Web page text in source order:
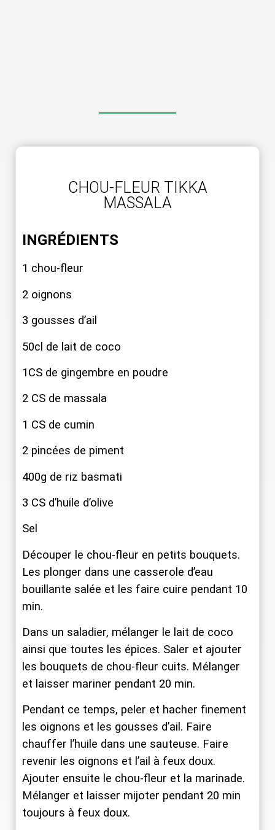
CHOU-FLEUR TIKKA
MASSALA
INGRÉDIENTS
1 chou-fleur
2 oignons
3 gousses d’ail
50cl de lait de coco
1CS de gingembre en poudre
2 CS de massala
1 CS de cumin
2 pincées de piment
400g de riz basmati
3 CS d’huile d’olive
Sel
Découper le chou-fleur en petits bouquets.
Les plonger dans une casserole d’eau
bouillante salée et les faire cuire pendant 10
min.
Dans un saladier, mélanger le lait de coco
ainsi que toutes les épices. Saler et ajouter
les bouquets de chou-fleur cuits. Mélanger
et laisser mariner pendant 20 min.
Pendant ce temps, peler et hacher finement
les oignons et les gousses d’ail. Faire
chauffer l’huile dans une sauteuse. Faire
revenir les oignons et l’ail à feux doux.
Ajouter ensuite le chou-fleur et la marinade.
Mélanger et laisser mijoter pendant 20 min
toujours à feux doux.